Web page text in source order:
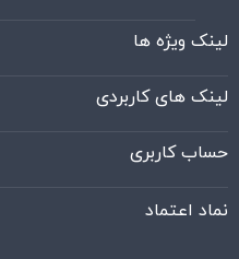
لینک ویژه ها
لینک های کاربردی
حساب کاربری
نماد اعتماد